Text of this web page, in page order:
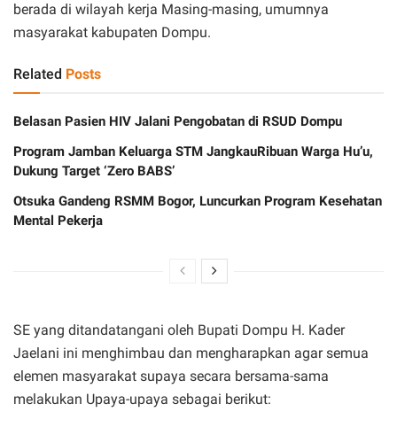
berada di wilayah kerja Masing-masing, umumnya
masyarakat kabupaten Dompu.
Related Posts
Belasan Pasien HIV Jalani Pengobatan di RSUD Dompu
Program Jamban Keluarga STM JangkauRibuan Warga Hu’u,
Dukung Target ‘Zero BABS’
Otsuka Gandeng RSMM Bogor, Luncurkan Program Kesehatan
Mental Pekerja
SE yang ditandatangani oleh Bupati Dompu H. Kader
Jaelani ini menghimbau dan mengharapkan agar semua
elemen masyarakat supaya secara bersama-sama
melakukan Upaya-upaya sebagai berikut: